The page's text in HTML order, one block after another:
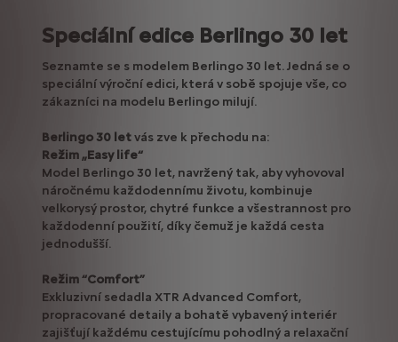
Speciální edice Berlingo 30 let
Seznamte se s modelem Berlingo 30 let. Jedná se o
speciální výroční edici, která v sobě spojuje vše, co
zákazníci na modelu Berlingo milují.
Berlingo 30 letvás zve k přechodu na:
Režim „Easy life“
Model Berlingo 30 let, navržený tak, aby vyhovoval
náročnému každodennímu životu, kombinuje
velkorysý prostor, chytré funkce a všestrannost pro
každodenní použití, díky čemuž je každá cesta
jednodušší.
Režim “Comfort”
Exkluzivní sedadla XTR Advanced Comfort,
propracované detaily a bohatě vybavený interiér
zajišťují každému cestujícímu pohodlný a relaxační